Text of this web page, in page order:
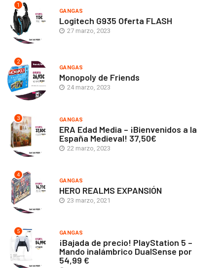
1
GANGAS
Logitech G935 Oferta FLASH
27 marzo, 2023
2
GANGAS
Monopoly de Friends
24 marzo, 2023
3 GANGAS
ERA Edad Media – ¡Bienvenidos a la
España Medieval! 37,50€
22 marzo, 2023
4
GANGAS
HERO REALMS EXPANSIÓN
23 marzo, 2021
5 GANGAS
¡Bajada de precio! PlayStation 5 –
Mando inalámbrico DualSense por
54,99 €